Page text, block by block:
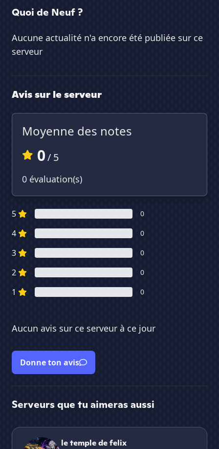
Quoi de Neuf ?
Aucune actualité n'a encore été publiée sur ce
serveur
Avis sur le serveur
Moyenne des notes
0/ 5
0 évaluation(s)
5 0
4 0
3 0
2 0
1 0
Aucun avis sur ce serveur à ce jour
Donne ton avis
Serveurs que tu aimeras aussi
le temple de felix
le temple de felix